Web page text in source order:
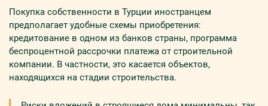
Покупка собственности в Турции иностранцем
предполагает удобные схемы приобретения:
кредитование в одном из банков страны, программа
беспроцентной рассрочки платежа от строительной
компании. В частности, это касается объектов,
находящихся на стадии строительства.